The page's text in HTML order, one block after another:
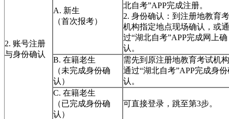
2. 账号注册
与身份确认
A. 新生
（首次报考）
北自考”APP完成注册。
2. 身份确认：到注册地教育
机构指定地点现场确认，或通
过“湖北自考”APP完成网上确
认。
B. 在籍老生
（未完成身份确
认）
需先到原注册地教育考试机
通过“湖北自考”APP完成身
认。
C. 在籍老生
（已完成身份确
认）
可直接登录，跳至第3步。